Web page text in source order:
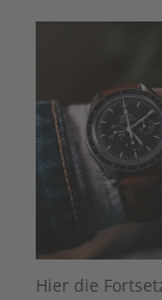
Hier die